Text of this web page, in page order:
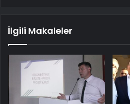
İlgili Makaleler